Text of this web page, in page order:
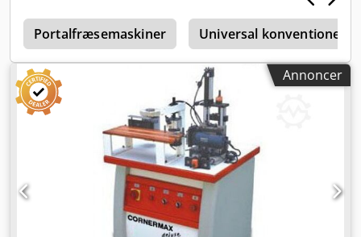
mm Spændområde for profiler 180 × 130 mm Fræseslag
110 mm Dodpfszgglkjx Ai Seck Netværkstilkobling 230/400
V, 3~, 50 Hz Motoreffekt 0,74 kW Spindelomdrejningstal
12.000 o/min Driftstryk 7 bar Luftforbrug 12 l/cyklus uden
sprøjteanlæg, 24 l/cyklus med sprøjteanlæg Dimensioner (L
× B × H) 720 × 650 × 1.440 mm Vægt ca. 120 kg Udstyr
Alsidig anvendelse til bearbejdning af aluminium- og PVC-
profiler. Kopiérfræsning i forholdet 1:1 ved hjælp af
skabeloner eller anslag. Pneumatisk materialespænding.
Manuel følertap med tre niveauer til forskellige
fræserdiametre. Impuls-sprøjteanlæg til værktøjskøling.
Nem betjening via to betjeningshåndtag. Hurtig opsætning
og høj bearbejdningspræcision.
Portalfræsemaskiner Universal konventionel
Annoncer